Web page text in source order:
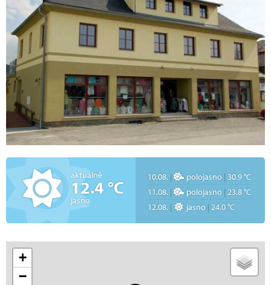
aktuálně
12.4 °C
jasno
10.08. | polojasno | 30.9 °C
11.08. | polojasno | 23.8 °C
12.08. | jasno | 24.0 °C
+
−